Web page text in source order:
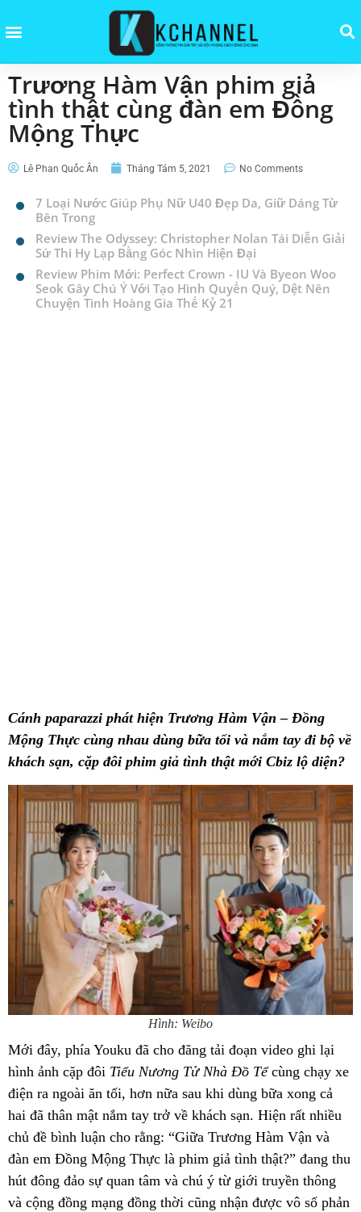
Trương Hàm Vận phim giả
tình thật cùng đàn em Đồng
Mộng Thực
Lê Phan Quốc Ân Tháng Tám 5, 2021 No Comments
7 Loại Nước Giúp Phụ Nữ U40 Đẹp Da, Giữ Dáng Từ
Bên Trong
Review The Odyssey: Christopher Nolan Tái Diễn Giải
Sử Thi Hy Lạp Bằng Góc Nhìn Hiện Đại
Review Phim Mới: Perfect Crown - IU Và Byeon Woo
Seok Gây Chú Ý Với Tạo Hình Quyền Quý, Dệt Nên
Chuyện Tình Hoàng Gia Thế Kỷ 21
Cánh paparazzi phát hiện Trương Hàm Vận – Đồng
Mộng Thực cùng nhau dùng bữa tối và nắm tay đi bộ về
khách sạn, cặp đôi phim giả tình thật mới Cbiz lộ diện?
Hình: Weibo
Mới đây, phía Youku đã cho đăng tải đoạn video ghi lại
hình ảnh cặp đôi Tiểu Nương Tử Nhà Đồ Tểcùng chạy xe
điện ra ngoài ăn tối, hơn nữa sau khi dùng bữa xong cả
hai đã thân mật nắm tay trở về khách sạn. Hiện rất nhiều
chủ đề bình luận cho rằng: “Giữa Trương Hàm Vận và
đàn em Đồng Mộng Thực là phim giả tình thật?” đang thu
hút đông đảo sự quan tâm và chú ý từ giới truyền thông
và cộng đồng mạng đồng thời cũng nhận được vô số phản